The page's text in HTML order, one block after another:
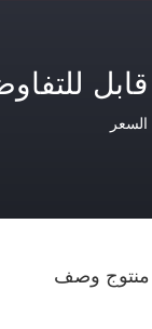
قابل
السعر
منتوج وصف